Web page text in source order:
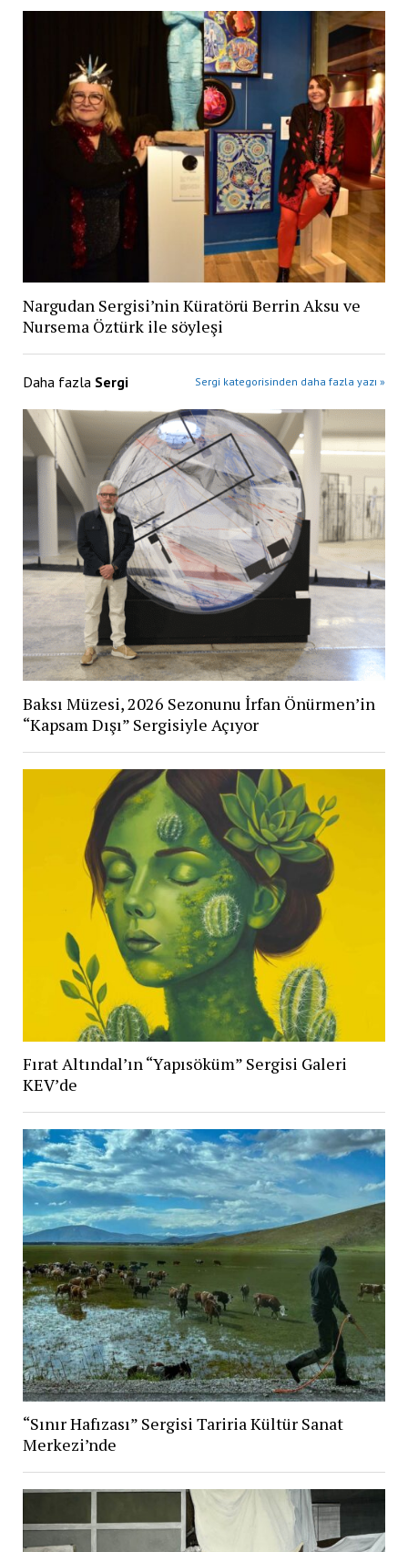
Nargudan Sergisi’nin Küratörü Berrin Aksu ve
Nursema Öztürk ile söyleşi
Daha fazla Sergi Sergi kategorisinden daha fazla yazı »
Baksı Müzesi, 2026 Sezonunu İrfan Önürmen’in
“Kapsam Dışı” Sergisiyle Açıyor
Fırat Altındal’ın “Yapısöküm” Sergisi Galeri
KEV’de
“Sınır Hafızası” Sergisi Tariria Kültür Sanat
Merkezi’nde